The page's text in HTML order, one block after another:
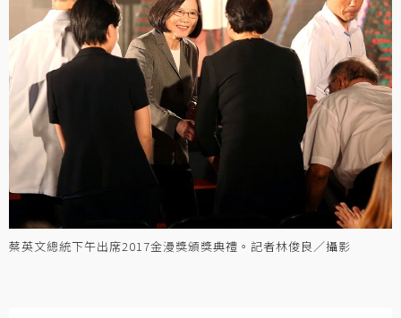
蔡英文總統下午出席2017金漫獎頒獎典禮。記者林俊良／攝影